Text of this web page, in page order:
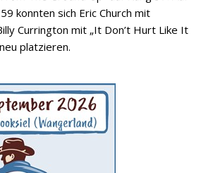
konnten sich Eric Church mit
Currington mit „It Don’t Hurt Like It
platzieren.